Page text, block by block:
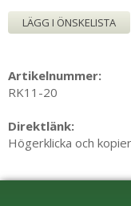
LÄGG I ÖNSKELISTA
Artikelnummer:
RK11-20
Direktlänk:
Högerklicka och